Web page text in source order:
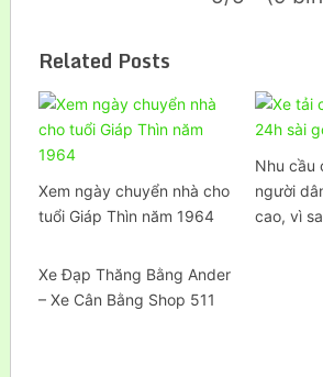
Related Posts
Xem ngày chuyển nhà cho
tuổi Giáp Thìn năm 1964
Nhu cầu
người
cao, vì
Xe Đạp Thăng Bằng Ander
– Xe Cân Bằng Shop 511